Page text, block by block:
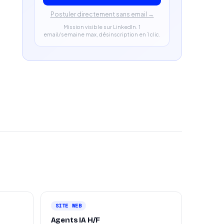
Postuler directement sans email →
Mission visible sur LinkedIn. 1
email/semaine max, désinscription en 1 clic.
SITE WEB
Agents IA H/F